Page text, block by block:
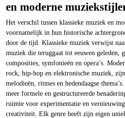
en moderne
Het verschil tussen klassieke muziek en
voornamelijk in hun historische
door de tijd. Klassieke muziek verwijst
muziek die teruggaat tot eeuwen geleden,
composities, symfonieën en opera’s.
rock, hip-hop en elektronische muziek,
melodieën, ritmes en hedendaagse
meer formele en gestructureerde
ruimte voor experimentatie en
creativiteit. Elk genre heeft zijn eigen